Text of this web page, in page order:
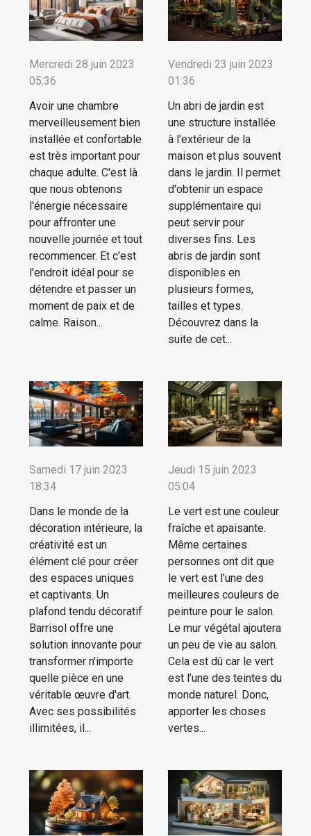
Mercredi 28 juin 2023
05:36
Avoir une chambre
merveilleusement bien
installée et confortable
est très important pour
chaque adulte. C'est là
que nous obtenons
l'énergie nécessaire
pour affronter une
nouvelle journée et tout
recommencer. Et c'est
l'endroit idéal pour se
détendre et passer un
moment de paix et de
calme. Raison...
Vendredi 23 juin 2023
01:36
Un abri de jardin est
une structure installée
à l'extérieur de la
maison et plus souvent
dans le jardin. Il permet
d'obtenir un espace
supplémentaire qui
peut servir pour
diverses fins. Les
abris de jardin sont
disponibles en
plusieurs formes,
tailles et types.
Découvrez dans la
suite de cet...
Samedi 17 juin 2023
18:34
Dans le monde de la
décoration intérieure, la
créativité est un
élément clé pour créer
des espaces uniques
et captivants. Un
plafond tendu décoratif
Barrisol offre une
solution innovante pour
transformer n'importe
quelle pièce en une
véritable œuvre d'art.
Avec ses possibilités
illimitées, il...
Jeudi 15 juin 2023
05:04
Le vert est une couleur
fraîche et apaisante.
Même certaines
personnes ont dit que
le vert est l’une des
meilleures couleurs de
peinture pour le salon.
Le mur végétal ajoutera
un peu de vie au salon.
Cela est dû car le vert
est l’une des teintes du
monde naturel. Donc,
apporter les choses
vertes...